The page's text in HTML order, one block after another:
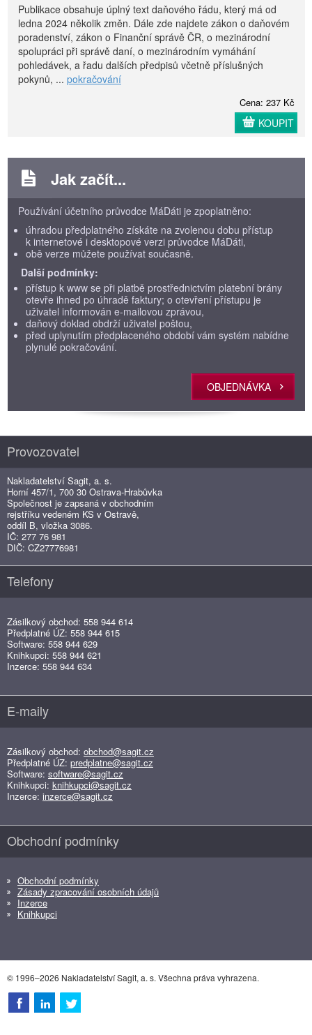
Publikace obsahuje úplný text daňového řádu, který má od
ledna 2024 několik změn. Dále zde najdete zákon o daňovém
poradenství, zákon o Finanční správě ČR, o mezinárodní
spolupráci při správě daní, o mezinárodním vymáhání
pohledávek, a řadu dalších předpisů včetně příslušných
pokynů, ... pokračování
Cena: 237 Kč
KOUPIT
Jak začít...
Používání účetního průvodce MáDáti je zpoplatněno:
úhradou předplatného získáte na zvolenou dobu přístup
k internetové i desktopové verzi průvodce MáDáti,
obě verze můžete používat současně.
Další podmínky:
přístup k www se při platbě prostřednictvím platební brány
otevře ihned po úhradě faktury; o otevření přístupu je
uživatel informován e-mailovou zprávou,
daňový doklad obdrží uživatel poštou,
před uplynutím předplaceného období vám systém nabídne
plynulé pokračování.
OBJEDNÁVKA
Provozovatel
Nakladatelství Sagit, a. s.
Horní 457/1, 700 30 Ostrava-Hrabůvka
Společnost je zapsaná v obchodním
rejstříku vedeném KS v Ostravě,
oddíl B, vložka 3086.
IČ: 277 76 981
DIČ: CZ27776981
Telefony
Zásilkový obchod: 558 944 614
Předplatné ÚZ: 558 944 615
Software: 558 944 629
Knihkupci: 558 944 621
Inzerce: 558 944 634
E-maily
Zásilkový obchod: obchod@sagit.cz
Předplatné ÚZ: predplatne@sagit.cz
Software: software@sagit.cz
Knihkupci: knihkupci@sagit.cz
Inzerce: inzerce@sagit.cz
Obchodní podmínky
Obchodní podmínky
Zásady zpracování osobních údajů
Inzerce
Knihkupci
© 1996–2026 Nakladatelství Sagit, a. s. Všechna práva vyhrazena.